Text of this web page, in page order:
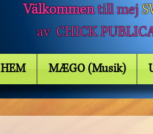
Välkommentill mej
av CHICK
HEM MÆGO (Musik)